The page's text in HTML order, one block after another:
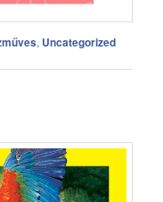
, Uncategorized